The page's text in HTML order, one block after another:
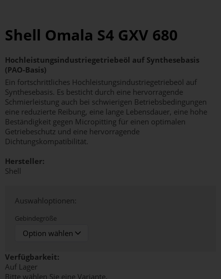
Shell Omala S4 GXV 680
Hochleistungsindustriegetriebeöl auf Synthesebasis
(PAO-Basis)
Ein fortschrittliches Hochleistungsindustriegetriebeöl auf
Synthesebasis. Es besticht durch eine hervorragende
Schmierleistung auch bei schwierigen Betriebsbedingungen
eine reduzierte Reibung, eine lange Lebensdauer, eine hohe
Beständigkeit gegen Micropitting für einen optimalen
Getriebeschutz und eine hervorragende
Dichtungskompatibilität.
Hersteller:
Shell
Auswahloptionen:
Gebindegröße
Verfügbarkeit:
Auf Lager
Bitte wählen Sie eine Variante.